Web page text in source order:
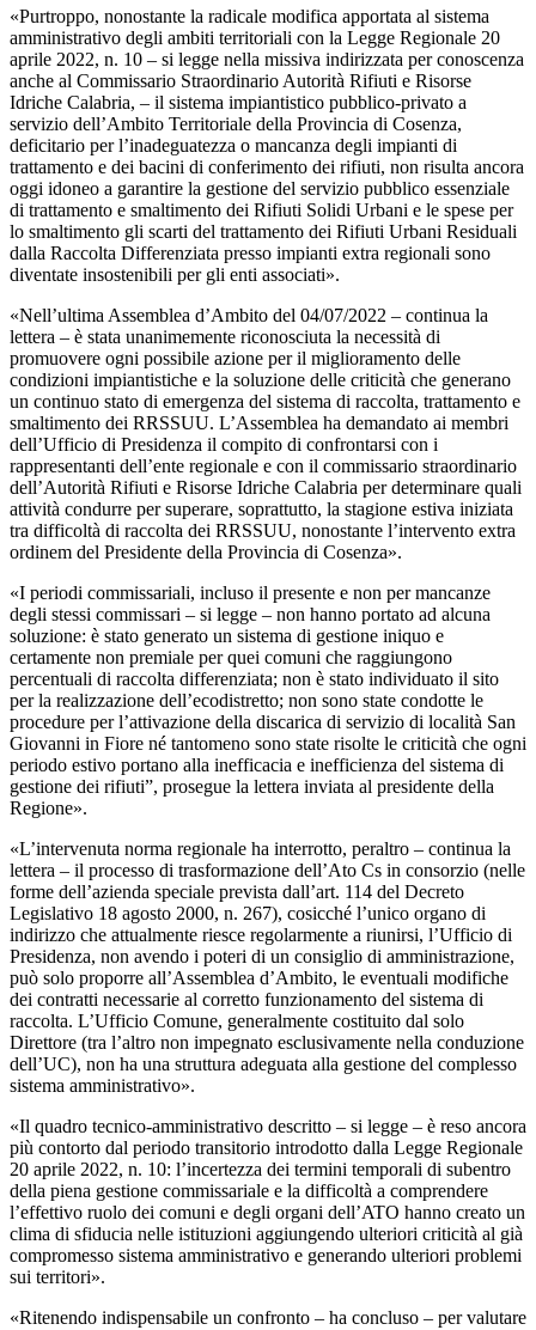
«Purtroppo, nonostante la radicale modifica apportata al sistema
amministrativo degli ambiti territoriali con la Legge Regionale 20
aprile 2022, n. 10 – si legge nella missiva indirizzata per conoscenza
anche al Commissario Straordinario Autorità Rifiuti e Risorse
Idriche Calabria, – il sistema impiantistico pubblico-privato a
servizio dell’Ambito Territoriale della Provincia di Cosenza,
deficitario per l’inadeguatezza o mancanza degli impianti di
trattamento e dei bacini di conferimento dei rifiuti, non risulta ancora
oggi idoneo a garantire la gestione del servizio pubblico essenziale
di trattamento e smaltimento dei Rifiuti Solidi Urbani e le spese per
lo smaltimento gli scarti del trattamento dei Rifiuti Urbani Residuali
dalla Raccolta Differenziata presso impianti extra regionali sono
diventate insostenibili per gli enti associati».
«Nell’ultima Assemblea d’Ambito del 04/07/2022 – continua la
lettera – è stata unanimemente riconosciuta la necessità di
promuovere ogni possibile azione per il miglioramento delle
condizioni impiantistiche e la soluzione delle criticità che generano
un continuo stato di emergenza del sistema di raccolta, trattamento e
smaltimento dei RRSSUU. L’Assemblea ha demandato ai membri
dell’Ufficio di Presidenza il compito di confrontarsi con i
rappresentanti dell’ente regionale e con il commissario straordinario
dell’Autorità Rifiuti e Risorse Idriche Calabria per determinare quali
attività condurre per superare, soprattutto, la stagione estiva iniziata
tra difficoltà di raccolta dei RRSSUU, nonostante l’intervento extra
ordinem del Presidente della Provincia di Cosenza».
«I periodi commissariali, incluso il presente e non per mancanze
degli stessi commissari – si legge – non hanno portato ad alcuna
soluzione: è stato generato un sistema di gestione iniquo e
certamente non premiale per quei comuni che raggiungono
percentuali di raccolta differenziata; non è stato individuato il sito
per la realizzazione dell’ecodistretto; non sono state condotte le
procedure per l’attivazione della discarica di servizio di località San
Giovanni in Fiore né tantomeno sono state risolte le criticità che ogni
periodo estivo portano alla inefficacia e inefficienza del sistema di
gestione dei rifiuti”, prosegue la lettera inviata al presidente della
Regione».
«L’intervenuta norma regionale ha interrotto, peraltro – continua la
lettera – il processo di trasformazione dell’Ato Cs in consorzio (nelle
forme dell’azienda speciale prevista dall’art. 114 del Decreto
Legislativo 18 agosto 2000, n. 267), cosicché l’unico organo di
indirizzo che attualmente riesce regolarmente a riunirsi, l’Ufficio di
Presidenza, non avendo i poteri di un consiglio di amministrazione,
può solo proporre all’Assemblea d’Ambito, le eventuali modifiche
dei contratti necessarie al corretto funzionamento del sistema di
raccolta. L’Ufficio Comune, generalmente costituito dal solo
Direttore (tra l’altro non impegnato esclusivamente nella conduzione
dell’UC), non ha una struttura adeguata alla gestione del complesso
sistema amministrativo».
«Il quadro tecnico-amministrativo descritto – si legge – è reso ancora
più contorto dal periodo transitorio introdotto dalla Legge Regionale
20 aprile 2022, n. 10: l’incertezza dei termini temporali di subentro
della piena gestione commissariale e la difficoltà a comprendere
l’effettivo ruolo dei comuni e degli organi dell’ATO hanno creato un
clima di sfiducia nelle istituzioni aggiungendo ulteriori criticità al già
compromesso sistema amministrativo e generando ulteriori problemi
sui territori».
«Ritenendo indispensabile un confronto – ha concluso – per valutare